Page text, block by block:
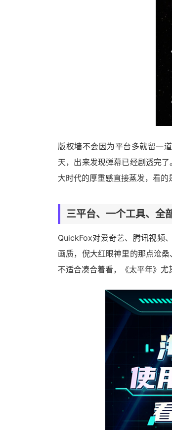
版权墙不会因为平台多就留一
天，出来发现弹幕已经剧透完
大时代的厚重感直接蒸发，看的
三平台、一个工具、全
QuickFox对爱奇艺、腾讯视频
画质，倪大红眼神里的那点沧
不适合凑合着看，《太平年》尤